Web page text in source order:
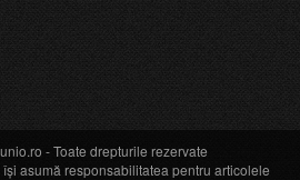
- Toate drepturile rezervate
asumă responsabilitatea pentru articolele